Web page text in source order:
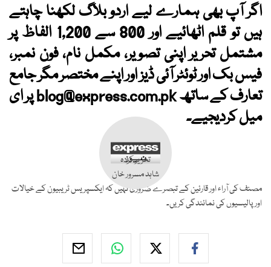
اگر آپ بھی ہمارے لیے اردو بلاگ لکھنا چاہتے
ہیں تو قلم اٹھائیے اور 800 سے 1,200 الفاظ پر
مشتمل تحریر اپنی تصویر، مکمل نام، فون نمبر،
فیس بک اور ٹوئٹر آئی ڈیز اور اپنے مختصر مگر جامع
تعارف کے ساتھblog@express.com.pkپر ای
میل کردیجیے۔
تحریر کردہ
شاہد مسرور خان
مصنف کی آراء اور قارئین کے تبصرے ضروری نہیں کہ ایکسپریس ٹریبیون کے خیالات
اور پالیسیوں کی نمائندگی کریں۔